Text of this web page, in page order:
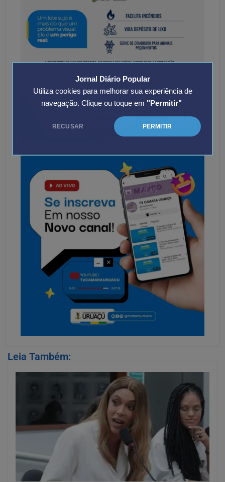
Jornal Diário Popular
Utiliza cookies para melhorar sua experiência de
navegação. Clique ou toque em "Permitir"
RECUSAR PERMITIR
Leia Também: